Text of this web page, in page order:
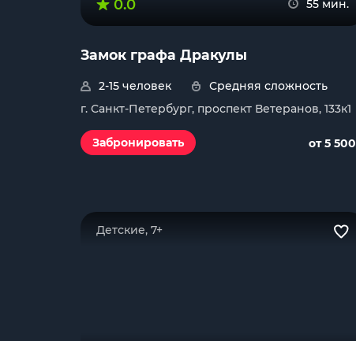
0.0 55 мин.
Замок графа Дракулы
2-15 человек
Средняя сложность
г. Санкт-Петербург, проспект Ветеранов, 133к1
Забронировать от 5 500
Детские, 7+